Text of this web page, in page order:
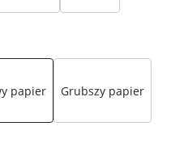
papier Grubszy papier